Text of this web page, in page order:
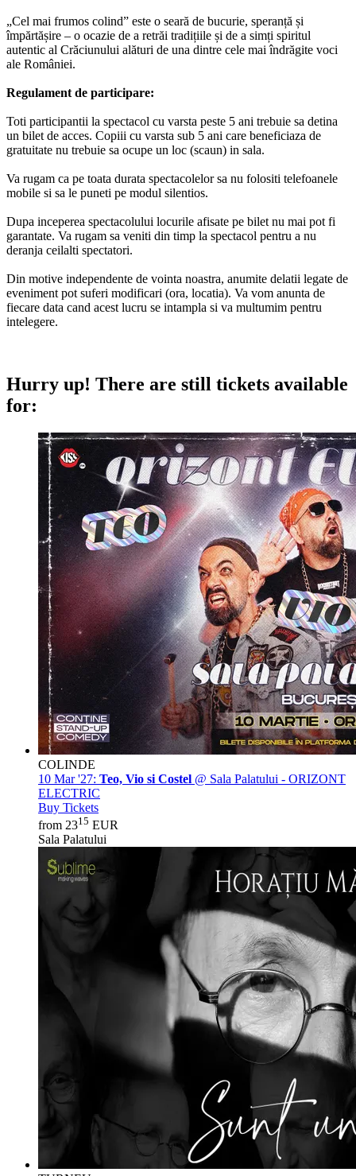
„Cel mai frumos colind” este o seară de bucurie, speranță și
împărtășire – o ocazie de a retrăi tradițiile și de a simți spiritul
autentic al Crăciunului alături de una dintre cele mai îndrăgite voci
ale României.
Regulament de participare:
Toti participantii la spectacol cu varsta peste 5 ani trebuie sa detina
un bilet de acces. Copiii cu varsta sub 5 ani care beneficiaza de
gratuitate nu trebuie sa ocupe un loc (scaun) in sala.
Va rugam ca pe toata durata spectacolelor sa nu folositi telefoanele
mobile si sa le puneti pe modul silentios.
Dupa inceperea spectacolului locurile afisate pe bilet nu mai pot fi
garantate. Va rugam sa veniti din timp la spectacol pentru a nu
deranja ceilalti spectatori.
Din motive independente de vointa noastra, anumite delatii legate de
eveniment pot suferi modificari (ora, locatia). Va vom anunta de
fiecare data cand acest lucru se intampla si va multumim pentru
intelegere.
Hurry up! There are still tickets available
for:
COLINDE
10 Mar '27: Teo, Vio si Costel @ Sala Palatului - ORIZONT
ELECTRIC
Buy Tickets
from 2315 EUR
Sala Palatului